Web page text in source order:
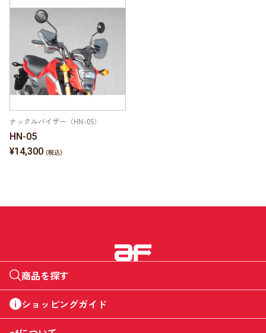
ナックルバイザー（HN-05）
HN-05
¥14,300
商品を探す
ショッピングガイド